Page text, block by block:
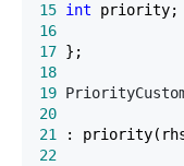
15 int
16
17
18
19
20
21
22